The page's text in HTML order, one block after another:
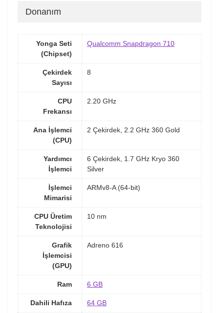
Donanım
Yonga Seti
(Chipset)
Qualcomm Snapdragon 710
Çekirdek
Sayısı
8
CPU
Frekansı
2.20 GHz
Ana İşlemci
(CPU)
2 Çekirdek, 2.2 GHz 360 Gold
Yardımcı
İşlemci
6 Çekirdek, 1.7 GHz Kryo 360
Silver
İşlemci
Mimarisi
ARMv8-A (64-bit)
CPU Üretim
Teknolojisi
10 nm
Grafik
İşlemcisi
(GPU)
Adreno 616
Ram 6 GB
Dahili Hafıza 64 GB